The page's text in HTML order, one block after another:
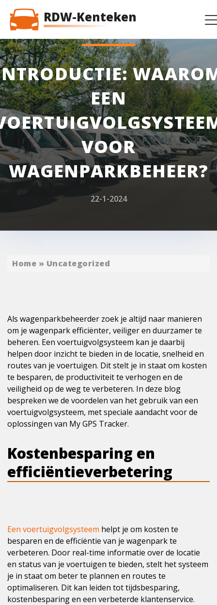
RDW-Kenteken
EEN
VOOR
WAGENPARKBEHEER?
22-1-2024
Home » Uncategorized
Als wagenparkbeheerder zoek je altijd naar manieren
om je wagenpark efficiënter, veiliger en duurzamer te
beheren. Een voertuigvolgsysteem kan je daarbij
helpen door inzicht te bieden in de locatie, snelheid en
routes van je voertuigen. Dit stelt je in staat om kosten
te besparen, de productiviteit te verhogen en de
veiligheid op de weg te verbeteren. In deze blog
bespreken we de voordelen van het gebruik van een
voertuigvolgsysteem, met speciale aandacht voor de
oplossingen van My GPS Tracker.
Kostenbesparing en
efficiëntieverbetering
Een voertuigvolgsysteem helpt je om kosten te
besparen en de efficiëntie van je wagenpark te
verbeteren. Door real-time informatie over de locatie
en status van je voertuigen te bieden, stelt het systeem
je in staat om beter te plannen en routes te
optimaliseren. Dit kan leiden tot tijdsbesparing,
kostenbesparing en een verbeterde klantenservice.